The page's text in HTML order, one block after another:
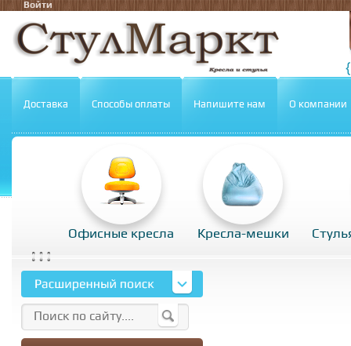
Войти
Доставка Способы оплаты Напишите нам О компании
Офисные кресла Кресла-мешки